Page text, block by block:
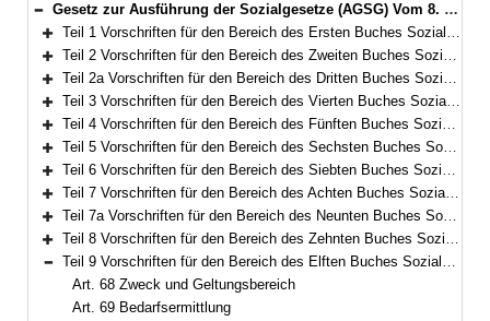
Bereich reduzieren
Gesetz zur Ausführung der Sozialgesetze (AGSG) Vom 8. Dezember 2006 (GVBl. S. 942) BayRS 86-7-A/G (Art. 1–122)
Bereich erweitern
Teil 1 Vorschriften für den Bereich des Ersten Buches Sozialgesetzbuch – Allgemeiner Teil – (Art. 1)
Bereich erweitern
Teil 2 Vorschriften für den Bereich des Zweiten Buches Sozialgesetzbuch – Grundsicherung für Arbeitsuchende – (Art. 2–3)
Bereich erweitern
Teil 2a Vorschriften für den Bereich des Dritten Buches Sozialgesetzbuch – Arbeitsförderung – (Art. 4–5a)
Bereich erweitern
Teil 3 Vorschriften für den Bereich des Vierten Buches Sozialgesetzbuch – Gemeinsame Vorschriften für die Sozialversicherung – (Art. 6–8)
Bereich erweitern
Teil 4 Vorschriften für den Bereich des Fünften Buches Sozialgesetzbuch – Gesetzliche Krankenversicherung – (Art. 9)
Bereich erweitern
Teil 5 Vorschriften für den Bereich des Sechsten Buches Sozialgesetzbuch – Gesetzliche Rentenversicherung– (Art. 10–10a)
Bereich erweitern
Teil 6 Vorschriften für den Bereich des Siebten Buches Sozialgesetzbuch – Gesetzliche Unfallversicherung – (Art. 11)
Bereich erweitern
Teil 7 Vorschriften für den Bereich des Achten Buches Sozialgesetzbuch – Kinder- und Jugendhilfe – und für weitere Regelungen des Kinder- und Jugendhilferechts (Art. 12–66)
Bereich erweitern
Teil 7a Vorschriften für den Bereich des Neunten Buches Sozialgesetzbuch – Rehabilitation und Teilhabe von Menschen mit Behinderungen – (Art. 66a–66g)
Bereich erweitern
Teil 8 Vorschriften für den Bereich des Zehnten Buches Sozialgesetzbuch – Sozialverwaltungsverfahren und Sozialdatenschutz – (Art. 67)
Bereich reduzieren
Teil 9 Vorschriften für den Bereich des Elften Buches Sozialgesetzbuch – Soziale Pflegeversicherung – (Art. 68–79)
Art. 68 Zweck und Geltungsbereich
Art. 69 Bedarfsermittlung